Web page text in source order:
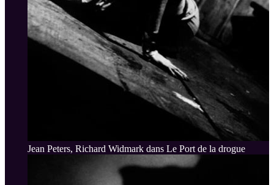
Jean Peters, Richard Widmark dans Le Port de la drogue